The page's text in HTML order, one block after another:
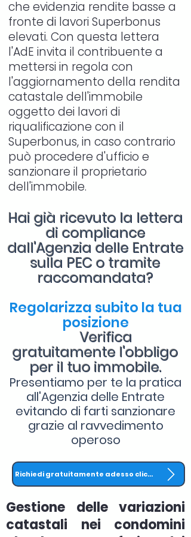
che evidenzia rendite basse a
fronte di lavori Superbonus
elevati. Con questa lettera
l'AdE invita il contribuente a
mettersi in regola con
l'aggiornamento della rendita
catastale dell'immobile
oggetto dei lavori di
riqualificazione con il
Superbonus, in caso contrario
può procedere d'ufficio e
sanzionare il proprietario
dell'immobile.
Hai già ricevuto la lettera
di compliance
dall'Agenzia delle Entrate
sulla PEC o tramite
raccomandata?
Regolarizza subito la tua
posizione
Verifica
gratuitamente l'obbligo
per il tuo immobile.
Presentiamo per te la pratica
all'Agenzia delle Entrate
evitando di farti sanzionare
grazie al ravvedimento
operoso
Richiedi gratuitamente adesso clicca QUI
Gestione delle variazioni
catastali nei condomini